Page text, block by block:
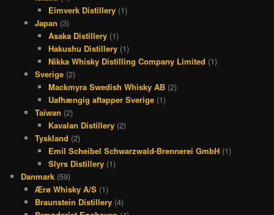
Eimverk Distillery (1)
Japan (3)
Asaka Distillery (1)
Hakushu Distillery (1)
Nikka Whisky Distilling Company Limited (1)
Sverige(2)
Mackmyra Swedish Whisky AB (2)
Uafhængig aftapper Sverige (1)
Taiwan (2)
Kavalan Distillery (2)
Tyskland (2)
Emil Scheibel Schwarzwald-Brennerei GmbH (1)
Slyrs Distillery (1)
Danmark (59)
Ærø Whisky A/S(1)
Braunstein Distillery(4)